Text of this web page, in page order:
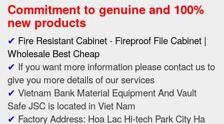
Commitment to genuine and 100%
new products
✔ Fire Resistant Cabinet - Fireproof File Cabinet |
Wholesale Best Cheap
✔ If you want more information please contact us to
give you more details of our services
✔ Vietnam Bank Material Equipment And Vault
Safe JSC is located in Viet Nam
✔ Factory Address: Hoa Lac Hi-tech Park City Ha